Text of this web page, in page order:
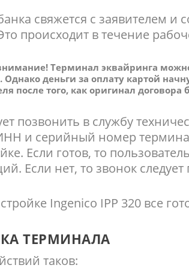
свяжется с заявителем и
происходит в течение
Терминал эквайринга можно
Однако деньги за оплату картой
после того, как оригинал договора
позвонить в службу
и серийный номер
Если готов, то
Если нет, то звонок
Ingenico IPP 320 все
ТЕРМИНАЛА
таков: